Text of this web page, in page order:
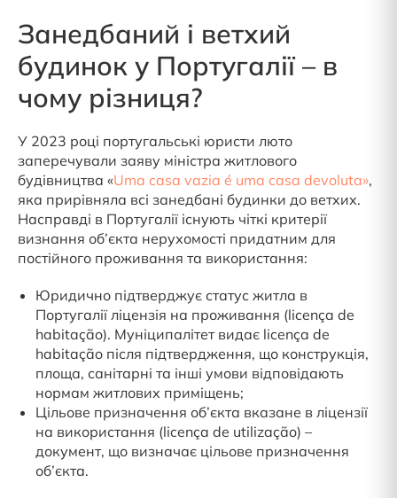
Занедбаний і ветхий
будинок у Португалії – в
чому різниця?
У 2023 році португальські юристи люто
заперечували заяву міністра житлового
будівництва «Uma casa vazia é uma casa devoluta»,
яка прирівняла всі занедбані будинки до ветхих.
Насправді в Португалії існують чіткі критерії
визнання об’єкта нерухомості придатним для
постійного проживання та використання:
Юридично підтверджує статус житла в
Португалії ліцензія на проживання (licença de
habitação). Муніципалітет видає licença de
habitação після підтвердження, що конструкція,
площа, санітарні та інші умови відповідають
нормам житлових приміщень;
Цільове призначення об’єкта вказане в ліцензії
на використання (licença de utilização) –
документ, що визначає цільове призначення
об’єкта.